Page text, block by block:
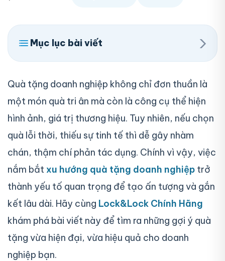
Mục lục bài viết ›
Quà tặng doanh nghiệp không chỉ đơn thuần là
một món quà tri ân mà còn là công cụ thể hiện
hình ảnh, giá trị thương hiệu. Tuy nhiên, nếu chọn
quà lỗi thời, thiếu sự tinh tế thì dễ gây nhàm
chán, thậm chí phản tác dụng. Chính vì vậy, việc
nắm bắt xu hướng quà tặng doanh nghiệp trở
thành yếu tố quan trọng để tạo ấn tượng và gắn
kết lâu dài. Hãy cùng Lock&Lock Chính Hãng
khám phá bài viết này để tìm ra những gợi ý quà
tặng vừa hiện đại, vừa hiệu quả cho doanh
nghiệp bạn.